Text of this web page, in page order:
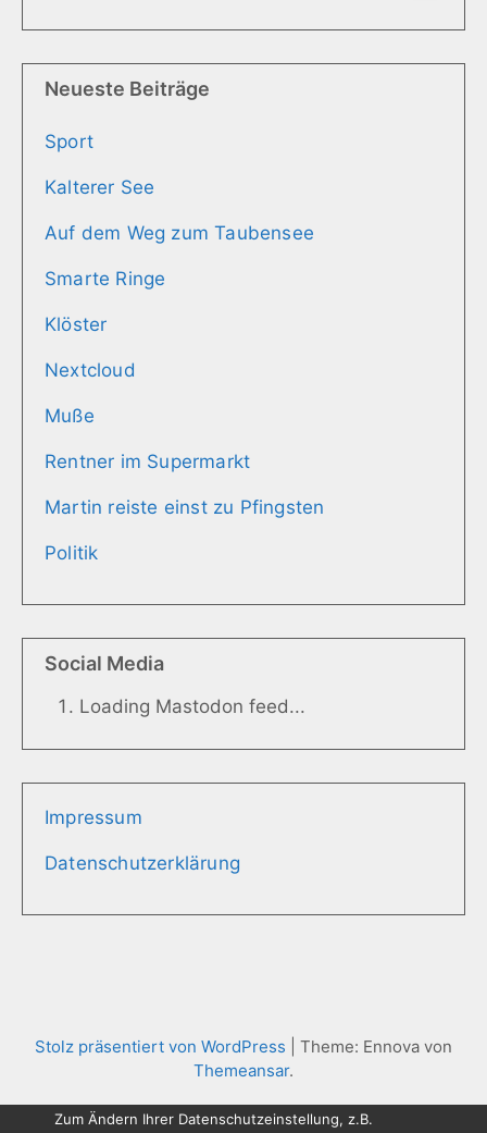
Neueste Beiträge
Sport
Kalterer See
Auf dem Weg zum Taubensee
Smarte Ringe
Klöster
Nextcloud
Muße
Rentner im Supermarkt
Martin reiste einst zu Pfingsten
Politik
Social Media
Loading Mastodon feed...
Impressum
Datenschutzerklärung
Stolz präsentiert von WordPress
Theme: Ennova von
Themeansar.
Zum Ändern Ihrer Datenschutzeinstellung, z.B.